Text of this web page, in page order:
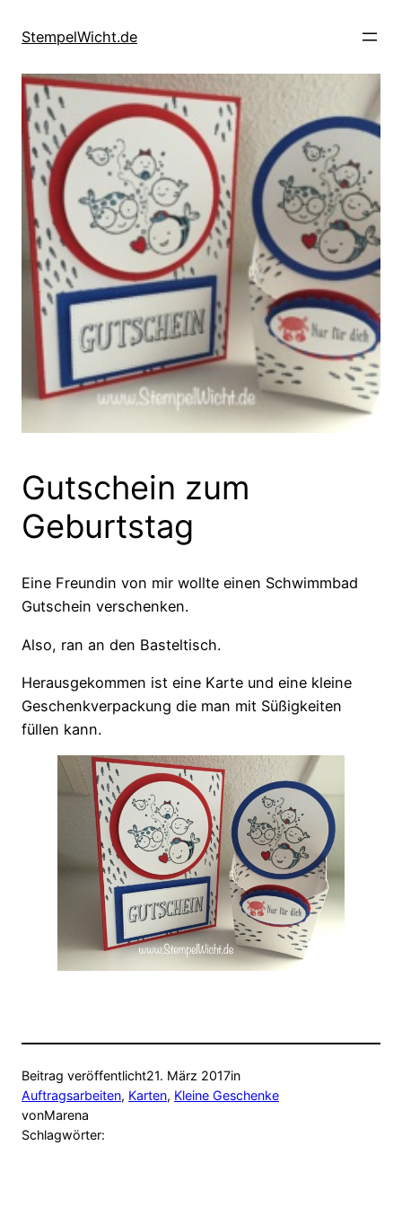
zum
wechseln
StempelWicht.de
Gutschein zum
Geburtstag
Eine Freundin von mir wollte einen Schwimmbad
Gutschein verschenken.
Also, ran an den Basteltisch.
Herausgekommen ist eine Karte und eine kleine
Geschenkverpackung die man mit Süßigkeiten
füllen kann.
Beitrag veröffentlicht21. März 2017in
Auftragsarbeiten, Karten, Kleine Geschenke
vonMarena
Schlagwörter: